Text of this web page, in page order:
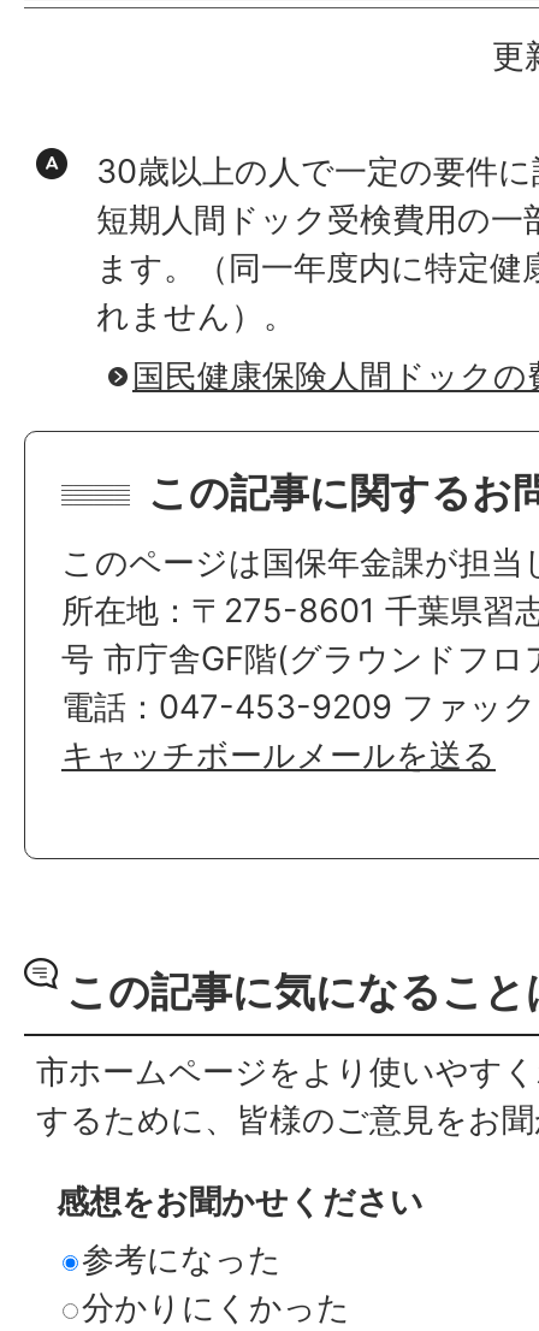
更
30歳以上の人で一定の要件
短期人間ドック受検費用の
ます。（同一年度内に特定
れません）。
国民健康保険人間ドックの
この記事に関するお
このページは国保年金課が担当
所在地：〒275-8601 千葉県習
号 市庁舎GF階(グラウンドフロ
電話：047-453-9209 ファッ
キャッチボールメールを送る
この記事に気になるこ
市ホームページをより使いやす
するために、皆様のご意見をお
感想をお聞かせください
参考になった
分かりにくかった